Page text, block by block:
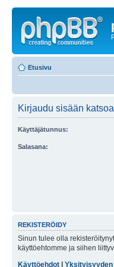
Etusivu
Kirjaudu sisään
Käyttäjätunnus:
Salasana:
REKISTERÖIDY
Sinun tulee olla
käyttöehtomme ja siihen
Käyttöehdot
Yksityisyyden